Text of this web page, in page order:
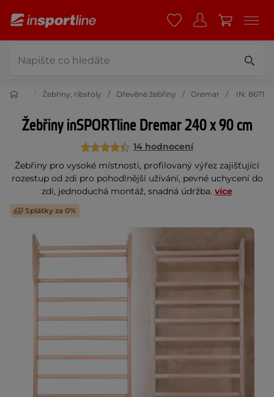
Žebřiny, ribstoly Dřevěné žebřiny Dremar IN: 8671
Žebřiny inSPORTline Dremar 240 x 90 cm
14 hodnocení
Žebřiny pro vysoké místnosti, profilovaný výřez zajišťující
rozestup od zdi pro pohodlnější užívání, pevné uchycení do
zdi, jednoduchá montáž, snadná údržba. více
Splátky za 0%